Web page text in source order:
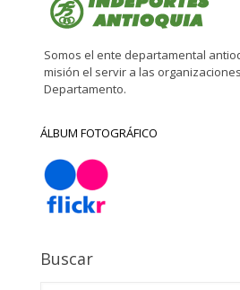
Somos el ente departamental
misión el servir a las
Departamento.
ÁLBUM FOTOGRÁFICO
Buscar